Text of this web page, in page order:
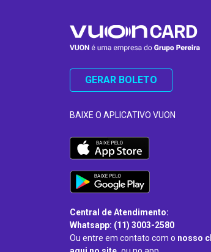
GERAR BOLETO
BAIXE O APLICATIVO VUON
Central de Atendimento:
Whatsapp: (11) 3003-2580
Ou entre em contato com o nosso